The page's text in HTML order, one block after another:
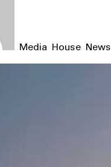
Media House News